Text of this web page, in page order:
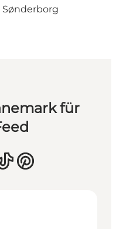
für